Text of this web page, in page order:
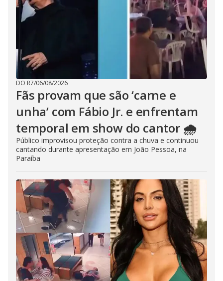
DO R7/06/08/2026
Fãs provam que são ‘carne e
unha’ com Fábio Jr. e enfrentam
temporal em show do cantor 🌧️
Público improvisou proteção contra a chuva e continuou
cantando durante apresentação em João Pessoa, na
Paraíba